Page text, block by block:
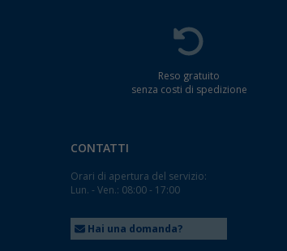
Reso gratuito
senza costi di spedizione
CONTATTI
Orari di apertura del servizio:
Lun. - Ven.: 08:00 - 17:00
Hai una domanda?